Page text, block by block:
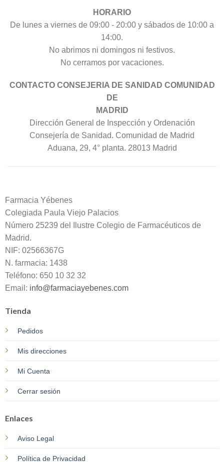
HORARIO
De lunes a viernes de 09:00 - 20:00 y sábados de 10:00 a
14:00.
No abrimos ni domingos ni festivos.
No cerramos por vacaciones.
CONTACTO CONSEJERIA DE SANIDAD COMUNIDAD
DE
MADRID
Dirección General de Inspección y Ordenación
Consejería de Sanidad. Comunidad de Madrid
Aduana, 29, 4° planta. 28013 Madrid
Farmacia Yébenes
Colegiada Paula Viejo Palacios
Número 25239 del Ilustre Colegio de Farmacéuticos de
Madrid.
NIF: 02566367G
N. farmacia: 1438
Teléfono: 650 10 32 32
Email: info@farmaciayebenes.com
Tienda
Pedidos
Mis direcciones
Mi Cuenta
Cerrar sesión
Enlaces
Aviso Legal
Política de Privacidad